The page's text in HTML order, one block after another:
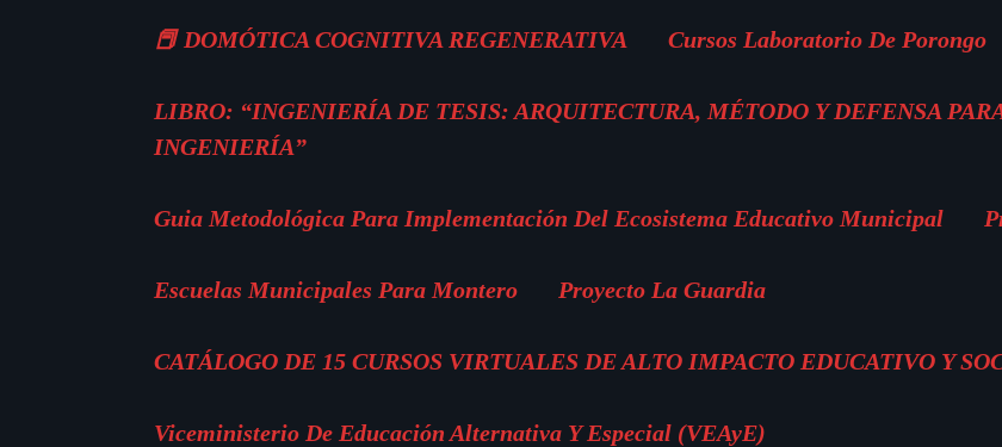
📕 DOMÓTICA COGNITIVA REGENERATIVA Cursos Laboratorio De Porongo
LIBRO: “INGENIERÍA DE TESIS: ARQUITECTURA, MÉTODO Y DEFENSA
INGENIERÍA”
Guia Metodológica Para Implementación Del Ecosistema Educativo Municipal
Escuelas Municipales Para Montero Proyecto La Guardia
CATÁLOGO DE 15 CURSOS VIRTUALES DE ALTO IMPACTO EDUCATIVO Y
Viceministerio De Educación Alternativa Y Especial (VEAyE)